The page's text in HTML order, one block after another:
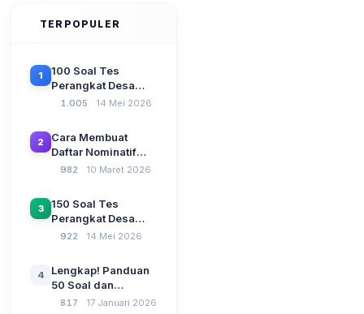
TERPOPULER
1
100 Soal Tes
Perangkat Desa
Terbaru 2026
CAT Berbasis UU
Desa No. 3 Tahun
2024
1.005 14 Mei 2026
2
Cara Membuat
Daftar Nominatif
Siltap di Aplikasi
SPP Pencairan
Dana Desa
982 10 Maret 2026
3
150 Soal Tes
Perangkat Desa
2026: Administrasi
Kebangsaan, dan
Komputer Beserta
Jawaban Paling
922 14 Mei 2026
4
Lengkap! Panduan
50 Soal dan
Jawaban Tes
817 17 Januari 2026